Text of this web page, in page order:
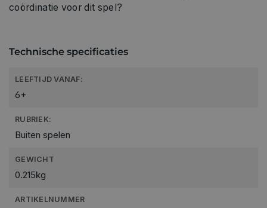
coördinatie voor dit spel?
Technische specificaties
LEEFTIJD VANAF:
6+
RUBRIEK:
Buiten spelen
GEWICHT
0.215kg
ARTIKELNUMMER